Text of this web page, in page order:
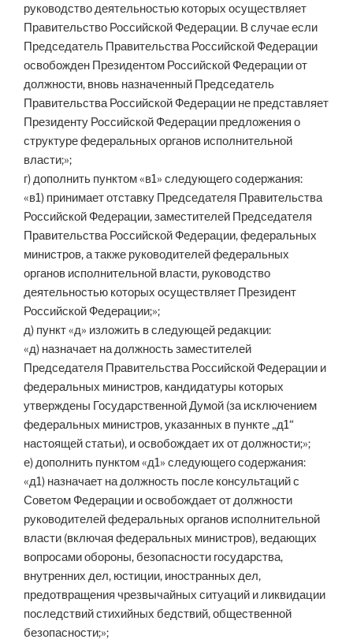
руководство деятельностью которых осуществляет
Правительство Российской Федерации. В случае если
Председатель Правительства Российской Федерации
освобожден Президентом Российской Федерации от
должности, вновь назначенный Председатель
Правительства Российской Федерации не представляет
Президенту Российской Федерации предложения о
структуре федеральных органов исполнительной
власти;»;
г) дополнить пунктом «в1» следующего содержания:
«в1) принимает отставку Председателя Правительства
Российской Федерации, заместителей Председателя
Правительства Российской Федерации, федеральных
министров, а также руководителей федеральных
органов исполнительной власти, руководство
деятельностью которых осуществляет Президент
Российской Федерации;»;
д) пункт «д» изложить в следующей редакции:
«д) назначает на должность заместителей
Председателя Правительства Российской Федерации и
федеральных министров, кандидатуры которых
утверждены Государственной Думой (за исключением
федеральных министров, указанных в пункте „д1“
настоящей статьи), и освобождает их от должности;»;
е) дополнить пунктом «д1» следующего содержания:
«д1) назначает на должность после консультаций с
Советом Федерации и освобождает от должности
руководителей федеральных органов исполнительной
власти (включая федеральных министров), ведающих
вопросами обороны, безопасности государства,
внутренних дел, юстиции, иностранных дел,
предотвращения чрезвычайных ситуаций и ликвидации
последствий стихийных бедствий, общественной
безопасности;»;